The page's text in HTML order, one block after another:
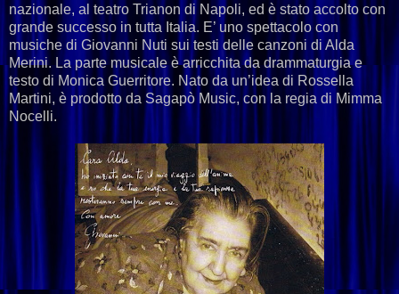
nazionale, al teatro Trianon di Napoli, ed è stato accolto con
grande successo in tutta Italia. E’ uno spettacolo con
musiche di Giovanni Nuti sui testi delle canzoni di Alda
Merini. La parte musicale è arricchita da drammaturgia e
testo di Monica Guerritore. Nato da un’idea di Rossella
Martini, è prodotto da Sagapò Music, con la regia di Mimma
Nocelli.